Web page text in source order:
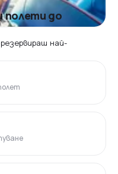
полети до
най-